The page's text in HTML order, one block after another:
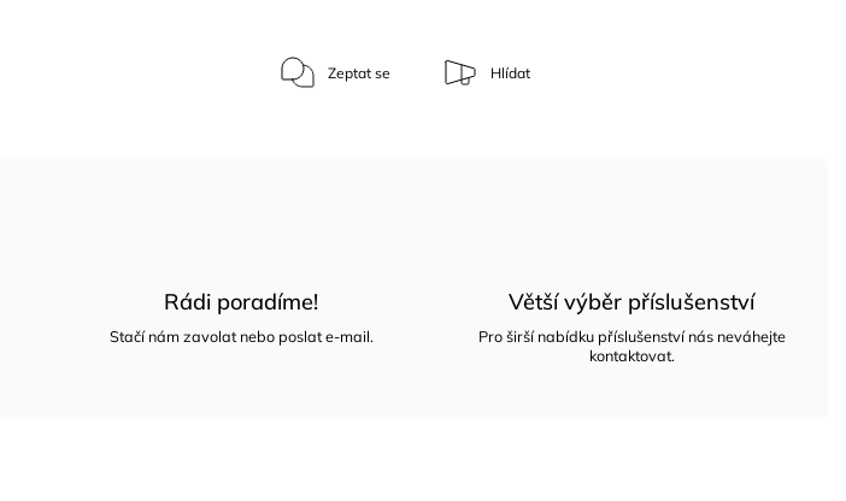
Zeptat se Hlídat
Rádi poradíme!
Stačí nám zavolat nebo poslat e-mail.
Větší výběr příslušenství
Pro širší nabídku příslušenství nás neváhejte
kontaktovat.